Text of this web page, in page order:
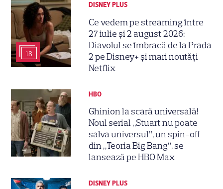
18
DISNEY PLUS
Ce vedem pe streaming între
27 iulie și 2 august 2026:
Diavolul se îmbracă de la Prada
2 pe Disney+ și mari noutăți
Netflix
HBO
Ghinion la scară universală!
Noul serial „Stuart nu poate
salva universul”, un spin-off
din „Teoria Big Bang”, se
lansează pe HBO Max
DISNEY PLUS